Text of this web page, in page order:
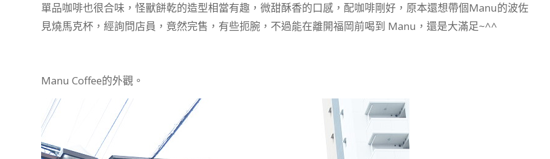
單品咖啡也很合味，怪獸餅乾的造型相當有趣，微甜酥香的口感，配咖啡剛好，原本還想帶個Manu的波佐
見燒馬克杯，經詢問店員，竟然完售，有些扼腕，不過能在離開福岡前喝到 Manu，還是大滿足~^^
Manu Coffee的外觀。